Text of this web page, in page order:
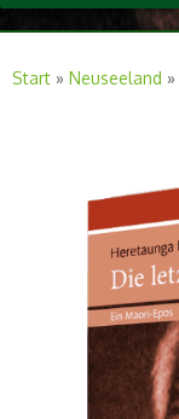
Start » Neuseeland »